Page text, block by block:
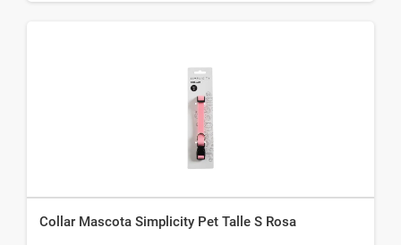
Collar Mascota Simplicity Pet Talle S Rosa